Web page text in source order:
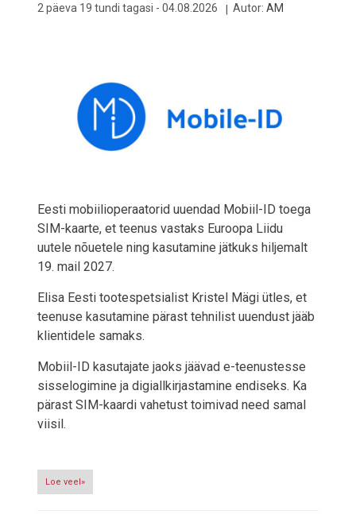
2 päeva 19 tundi tagasi - 04.08.2026 Autor: AM
Eesti mobiilioperaatorid uuendad Mobiil-ID toega
SIM-kaarte, et teenus vastaks Euroopa Liidu
uutele nõuetele ning kasutamine jätkuks hiljemalt
19. mail 2027.
Elisa Eesti tootespetsialist Kristel Mägi ütles, et
teenuse kasutamine pärast tehnilist uuendust jääb
klientidele samaks.
Mobiil-ID kasutajate jaoks jäävad e-teenustesse
sisselogimine ja digiallkirjastamine endiseks. Ka
pärast SIM-kaardi vahetust toimivad need samal
viisil.
Loe veel»